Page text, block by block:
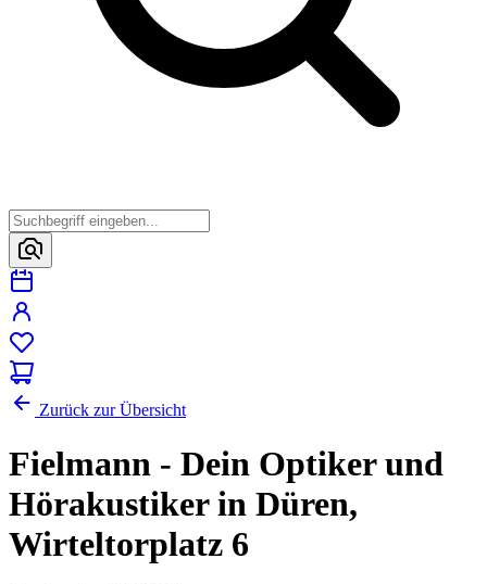
Zurück zur Übersicht
Fielmann - Dein Optiker und
Hörakustiker in Düren,
Wirteltorplatz 6